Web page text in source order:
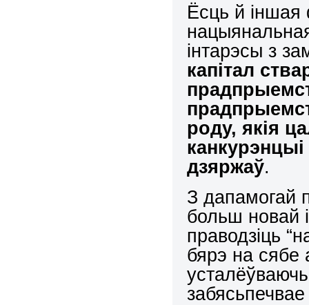
Ёсць й
інтарэсы з
капітал
роду, якія
дзяржаў.
З дапамогай
больш новай
праводзіць
бярэ на сябе